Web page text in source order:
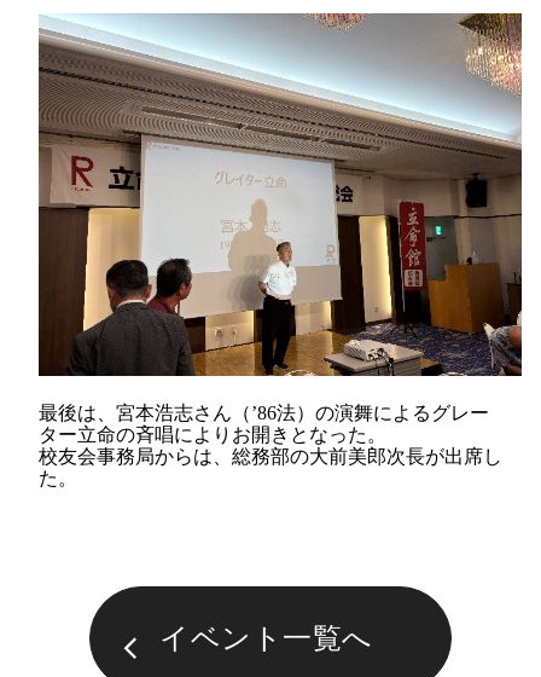
最後は、宮本浩志さん（’86法）の演舞によるグレー
ター立命の斉唱によりお開きとなった。
校友会事務局からは、総務部の大前美郎次長が出席し
た。
イベント一覧へ